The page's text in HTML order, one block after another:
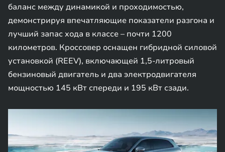
баланс между динамикой и проходимостью,
демонстрируя впечатляющие показатели разгона и
лучший запас хода в классе – почти 1200
километров. Кроссовер оснащен гибридной силовой
установкой (REEV), включающей 1,5-литровый
бензиновый двигатель и два электродвигателя
мощностью 145 кВт спереди и 195 кВт сзади.